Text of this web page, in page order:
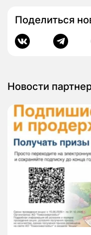
Поделиться
Новости